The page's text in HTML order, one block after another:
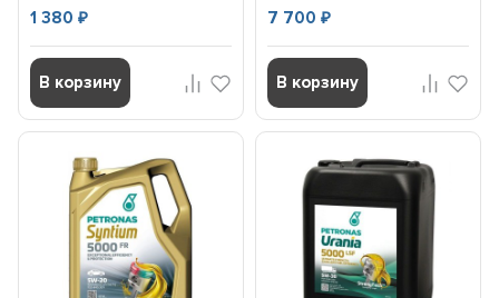
1 380₽
В корзину
7 700 ₽
В корзину